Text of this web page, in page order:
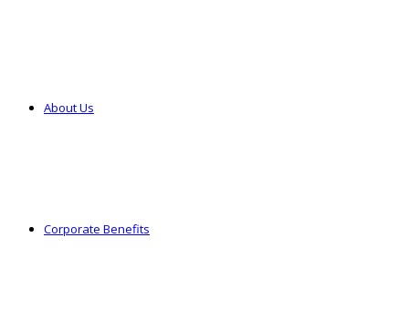
About Us
Corporate Benefits